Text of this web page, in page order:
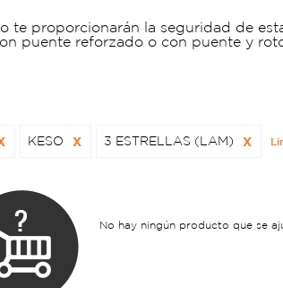
te proporcionarán la seguridad de
puente reforzado o con puente y
KESO X 3 ESTRELLAS (LAM) X
No hay ningún producto que se